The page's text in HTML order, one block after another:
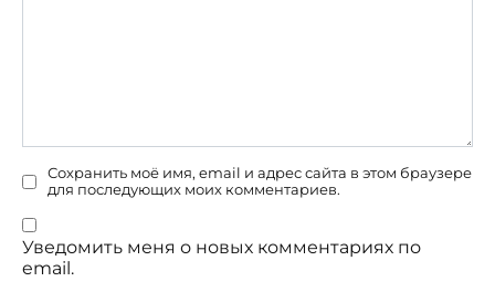
Сохранить моё имя, email и адрес сайта в этом браузере
для последующих моих комментариев.
Уведомить меня о новых комментариях по
email.